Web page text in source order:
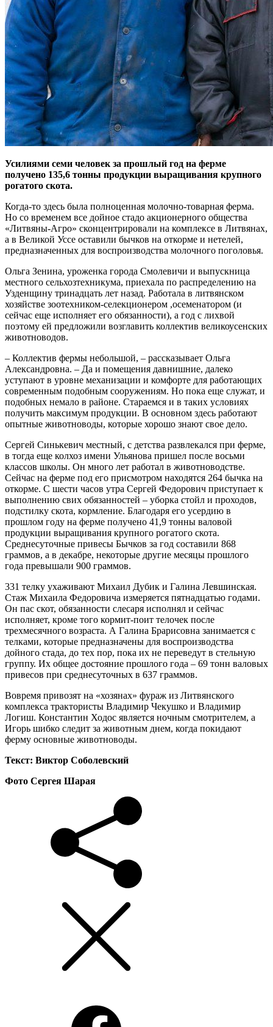
Усилиями семи человек за прошлый год на ферме
получено 135,6 тонны продукции выращивания крупного
рогатого скота.
Когда-то здесь была полноценная молочно-товарная ферма.
Но со временем все дойное стадо акционерного общества
«Литвяны-Агро» сконцентрировали на комплексе в Литвянах,
а в Великой Уссе оставили бычков на откорме и нетелей,
предназначенных для воспроизводства молочного поголовья.
Ольга Зенина, уроженка города Смолевичи и выпускница
местного сельхозтехникума, приехала по распределению на
Узденщину тринадцать лет назад. Работала в литвянском
хозяйстве зоотехником-селекционером ,осеменатором (и
сейчас еще исполняет его обязанности), а год с лихвой
поэтому ей предложили возглавить коллектив великоусенских
животноводов.
– Коллектив фермы небольшой, – рассказывает Ольга
Александровна. – Да и помещения давнишние, далеко
уступают в уровне механизации и комфорте для работающих
современным подобным сооружениям. Но пока еще служат, и
подобных немало в районе. Стараемся и в таких условиях
получить максимум продукции. В основном здесь работают
опытные животноводы, которые хорошо знают свое дело.
Сергей Синькевич местный, с детства развлекался при ферме,
в тогда еще колхоз имени Ульянова пришел после восьми
классов школы. Он много лет работал в животноводстве.
Сейчас на ферме под его присмотром находятся 264 бычка на
откорме. С шести часов утра Сергей Федорович приступает к
выполнению свих обязанностей – уборка стойл и проходов,
подстилку скота, кормление. Благодаря его усердию в
прошлом году на ферме получено 41,9 тонны валовой
продукции выращивания крупного рогатого скота.
Среднесуточные привесы Бычков за год составили 868
граммов, а в декабре, некоторые другие месяцы прошлого
года превышали 900 граммов.
331 телку ухаживают Михаил Дубик и Галина Левшинская.
Стаж Михаила Федоровича измеряется пятнадцатью годами.
Он пас скот, обязанности слесаря исполнял и сейчас
исполняет, кроме того кормит-поит телочек после
трехмесячного возраста. А Галина Брарисовна занимается с
телками, которые предназначены для воспроизводства
дойного стада, до тех пор, пока их не переведут в стельную
группу. Их общее достояние прошлого года – 69 тонн валовых
привесов при среднесуточных в 637 граммов.
Вовремя привозят на «хозянах» фураж из Литвянского
комплекса трактористы Владимир Чекушко и Владимир
Логиш. Константин Ходос является ночным смотрителем, а
Игорь шибко следит за животным днем, когда покидают
ферму основные животноводы.
Текст: Виктор Соболевский
Фото Сергея Шарая